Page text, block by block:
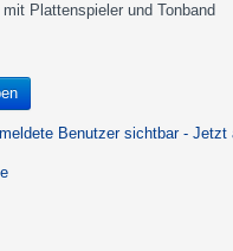
Plattenspieler und Tonband
Benutzer sichtbar - Jetzt